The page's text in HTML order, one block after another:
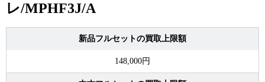
レ/MPHF3J/A
新品フルセットの買取上限額
148,000円